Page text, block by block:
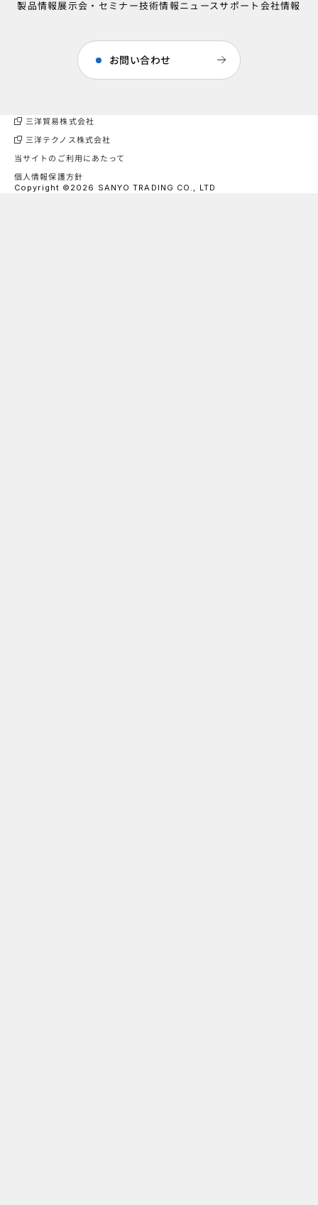
製品情報展示会・セミナー技術情報ニュースサポート 会社情報
お問い合わせ
三洋貿易株式会社
三洋テクノス株式会社
当サイトのご利用にあたって
個人情報保護方針
Copyright ©2026 SANYO TRADING CO., LTD